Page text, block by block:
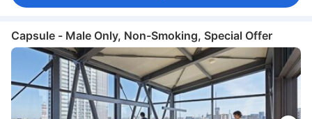
Capsule - Male Only, Non-Smoking, Special Offer